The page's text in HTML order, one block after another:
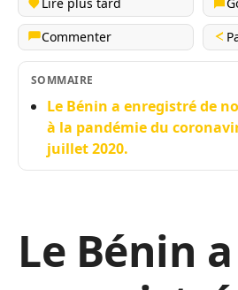
Commenter
SOMMAIRE
Le Bénin a enregistré de
à la pandémie du
juillet 2020.
Le Bénin a